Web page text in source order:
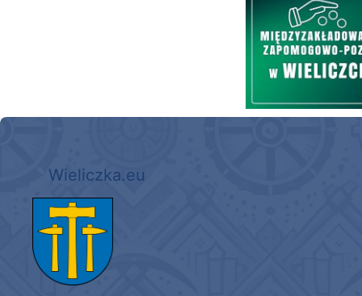
Wieliczka.eu